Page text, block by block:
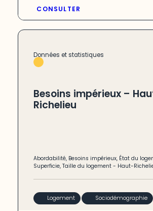
CONSULTER
Données et statistiques
Besoins impérieux –
Richelieu
Abordabilité, Besoins impérieux, État du
Superficie,Taille du logement - Haut-
Logement Sociodémographie